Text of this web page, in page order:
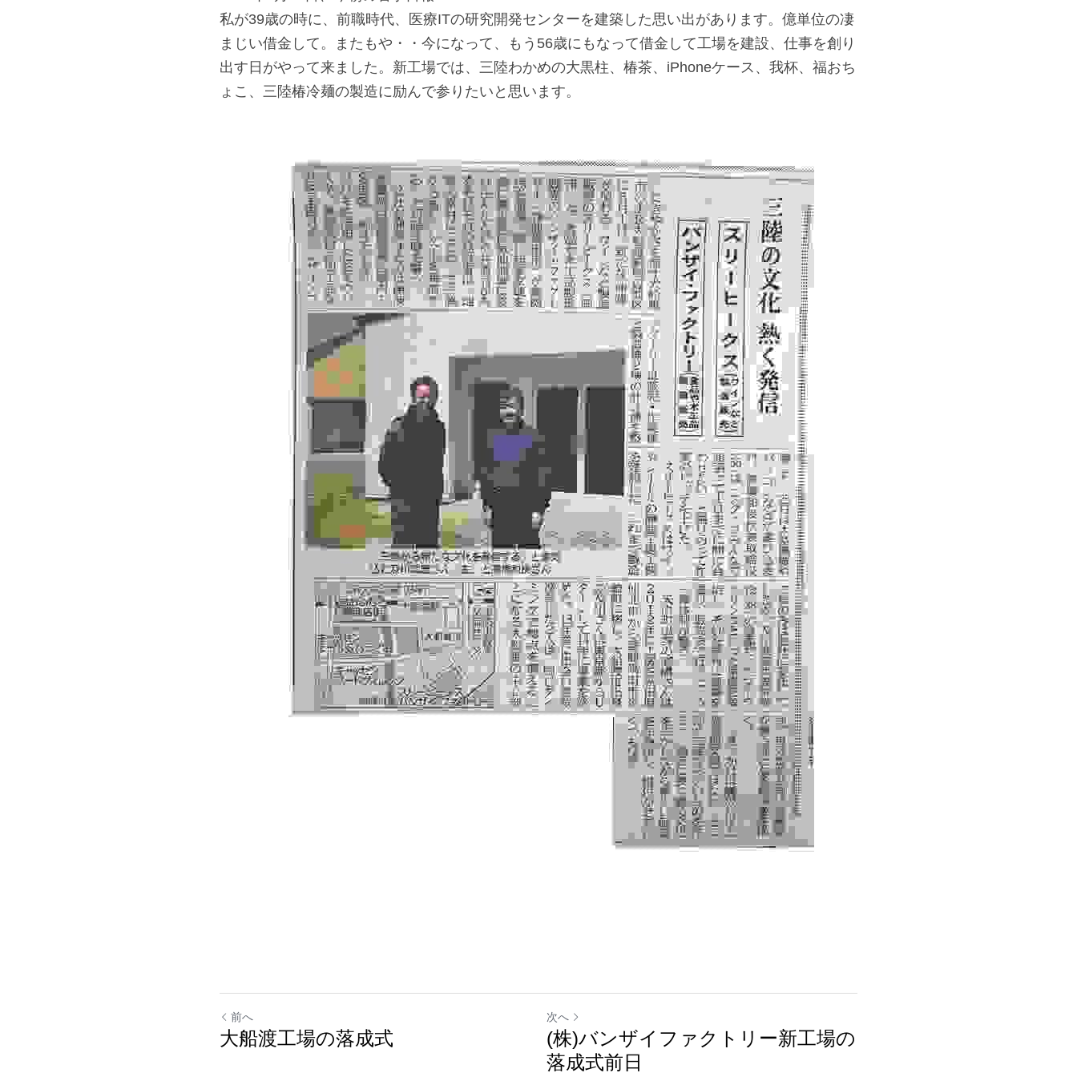
私が39歳の時に、前職時代、医療ITの研究開発センターを建築した思い出があります。億単位の凄
まじい借金して。またもや・・今になって、もう56歳にもなって借金して工場を建設、仕事を創り
出す日がやって来ました。新工場では、三陸わかめの大黒柱、椿茶、iPhoneケース、我杯、福おち
ょこ、三陸椿冷麺の製造に励んで参りたいと思います。
前へ
大船渡工場の落成式
次へ
(株)バンザイファクトリー新工場の
落成式前日